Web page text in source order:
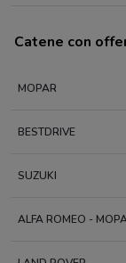
Catene con
MOPAR
BESTDRIVE
SUZUKI
ALFA ROMEO -